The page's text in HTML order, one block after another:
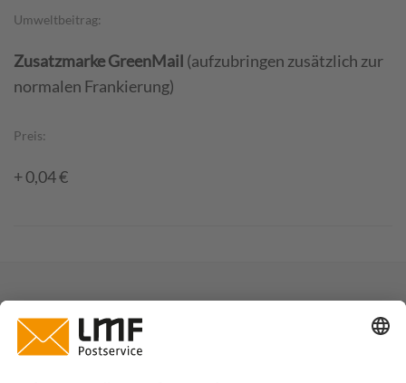
Umweltbeitrag:
Zusatzmarke GreenMail (aufzubringen zusätzlich zur
normalen Frankierung)
Preis:
+ 0,04 €
Sendungsmaße